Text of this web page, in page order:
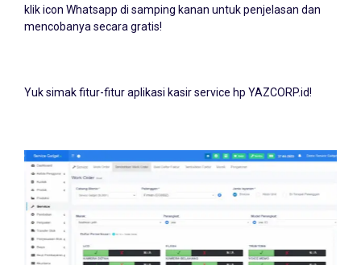
klik icon Whatsapp di samping kanan untuk penjelasan dan
mencobanya secara gratis!
Yuk simak fitur-fitur aplikasi kasir service hp YAZCORP.id!